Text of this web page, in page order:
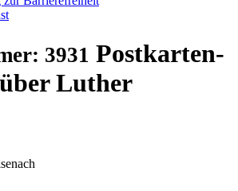
3931 Postkarten-
Luther